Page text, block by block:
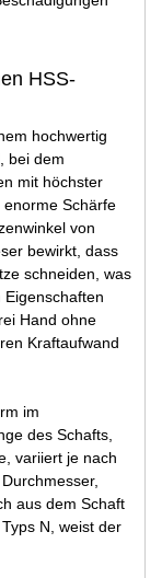
HSS-
hochwertig
bei dem
mit höchster
Schärfe
von
bewirkt, dass
schneiden, was
Hand ohne
Kraftaufwand
im
des Schafts,
variiert je nach
aus dem Schaft
N, weist der